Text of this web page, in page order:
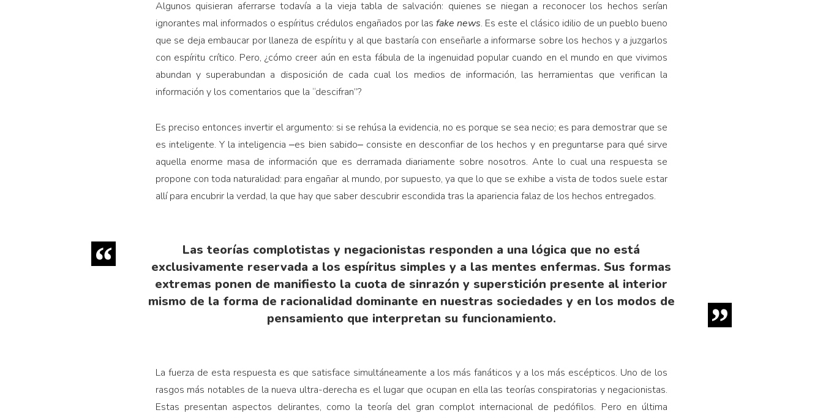
Algunos quisieran aferrarse todavía a la vieja tabla de salvación: quienes se niegan a reconocer los hechos serían
ignorantes mal informados o espíritus crédulos engañados por las fake news. Es este el clásico idilio de un pueblo bueno
que se deja embaucar por llaneza de espíritu y al que bastaría con enseñarle a informarse sobre los hechos y a juzgarlos
con espíritu crítico. Pero, ¿cómo creer aún en esta fábula de la ingenuidad popular cuando en el mundo en que vivimos
abundan y superabundan a disposición de cada cual los medios de información, las herramientas que verifican la
información y los comentarios que la “descifran”?
Es preciso entonces invertir el argumento: si se rehúsa la evidencia, no es porque se sea necio; es para demostrar que se
es inteligente. Y la inteligencia ‒es bien sabido‒ consiste en desconfiar de los hechos y en preguntarse para qué sirve
aquella enorme masa de información que es derramada diariamente sobre nosotros. Ante lo cual una respuesta se
propone con toda naturalidad: para engañar al mundo, por supuesto, ya que lo que se exhibe a vista de todos suele estar
allí para encubrir la verdad, la que hay que saber descubrir escondida tras la apariencia falaz de los hechos entregados.
Las teorías complotistas y negacionistas responden a una lógica que no está
exclusivamente reservada a los espíritus simples y a las mentes enfermas. Sus formas
extremas ponen de manifiesto la cuota de sinrazón y superstición presente al interior
mismo de la forma de racionalidad dominante en nuestras sociedades y en los modos de
pensamiento que interpretan su funcionamiento.
La fuerza de esta respuesta es que satisface simultáneamente a los más fanáticos y a los más escépticos. Uno de los
rasgos más notables de la nueva ultra-derecha es el lugar que ocupan en ella las teorías conspiratorias y negacionistas.
Estas presentan aspectos delirantes, como la teoría del gran complot internacional de pedófilos. Pero en última